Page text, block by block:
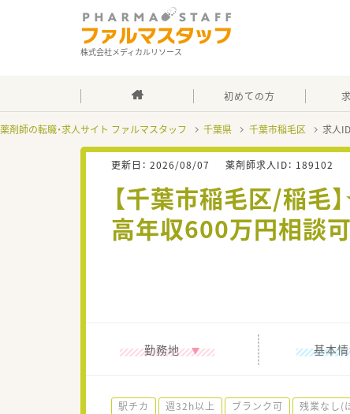
株式会社メディカルリソース
初めての方
薬剤師の転職・求人サイト ファルマスタッフ 千葉県 千葉市稲毛区 求人
更新日： 2026/08/07 薬剤師求人ID： 189102
【千葉市稲毛区/稲
高年収600万円相談
勤務地 基本
駅チカ 週32h以上 ブランク可 残業なし(